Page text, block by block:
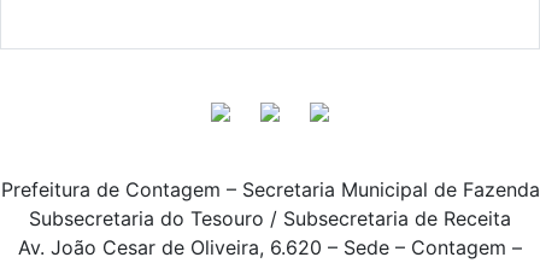
Prefeitura de Contagem – Secretaria Municipal de Fazenda
Subsecretaria do Tesouro / Subsecretaria de Receita
Av. João Cesar de Oliveira, 6.620 – Sede – Contagem –